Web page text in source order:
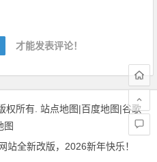
才能发表评论！
权所有. 站点地图|百度地图|谷歌
图
站全新改版，2026新年快乐！